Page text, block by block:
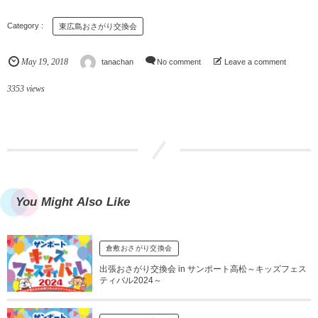
東広島おさがり交換会
May 19, 2018 tanachan No comment Leave a comment
3353 views
You Might Also Like
倉敷おさがり交換会
出張おさがり交換会 in サンポート高松～キッズフェス
ティバル2024～